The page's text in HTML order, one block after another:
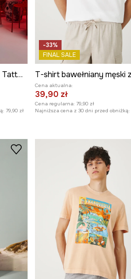
T-shirt bawełniany męski Tattoo Art by Ewelina Kubiak – Evel Qbiak Tattoo
79,90 zł
-33%
FINAL SALE
Cena aktualna:
39,90 zł
Cena regularna: 79,90 zł
Najniższa cena z 30 dni przed obniżką: